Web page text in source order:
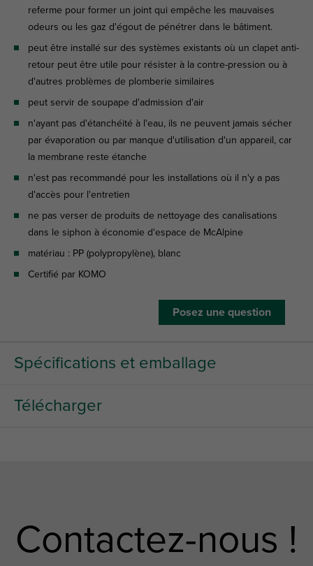
referme pour former un joint qui empêche les mauvaises
odeurs ou les gaz d'égout de pénétrer dans le bâtiment.
peut être installé sur des systèmes existants où un clapet anti-
retour peut être utile pour résister à la contre-pression ou à
d'autres problèmes de plomberie similaires
peut servir de soupape d'admission d'air
n'ayant pas d'étanchéité à l'eau, ils ne peuvent jamais sécher
par évaporation ou par manque d'utilisation d'un appareil, car
la membrane reste étanche
n'est pas recommandé pour les installations où il n'y a pas
d'accès pour l'entretien
ne pas verser de produits de nettoyage des canalisations
dans le siphon à économie d'espace de McAlpine
matériau : PP (polypropylène), blanc
Certifié par KOMO
Posez une question
Spécifications et emballage
Télécharger
Contactez-nous !